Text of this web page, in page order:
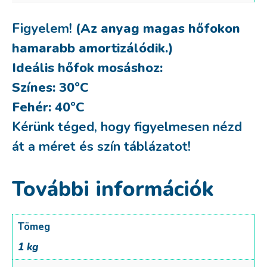
Figyelem! (Az anyag magas hőfokon
hamarabb amortizálódik.)
Ideális hőfok mosáshoz:
Színes: 30ºC
Fehér: 40ºC
Kérünk téged, hogy figyelmesen nézd
át a méret és szín táblázatot!
További információk
Tömeg
1 kg